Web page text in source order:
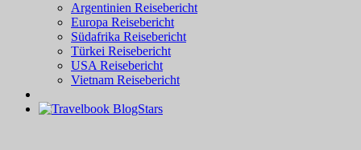
Argentinien Reisebericht
Europa Reisebericht
Südafrika Reisebericht
Türkei Reisebericht
USA Reisebericht
Vietnam Reisebericht